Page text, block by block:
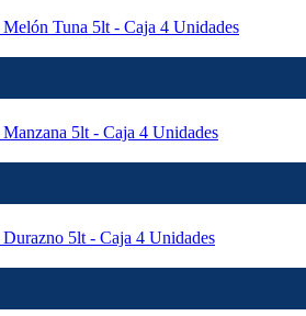
Tuna 5lt - Caja 4 Unidades
5lt - Caja 4 Unidades
5lt - Caja 4 Unidades